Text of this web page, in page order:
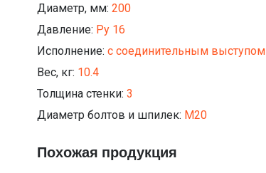
Диаметр, мм: 200
Давление: Ру 16
Исполнение: с соединительным выступом
Вес, кг: 10.4
Толщина стенки: 3
Диаметр болтов и шпилек: М20
Похожая продукция